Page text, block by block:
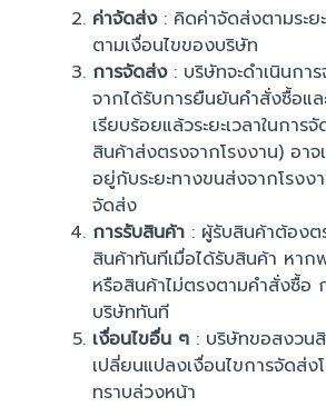
ค่าจัดส่ง: คิดค่าจัดส่งตามระย
ตามเงื่อนไขของบริษัท
การจัดส่ง: บริษัทจะดำเนินกา
จากได้รับการยืนยันคำสั่งซื้อแล
เรียบร้อยแล้วระยะเวลาในกา
สินค้าส่งตรงจากโรงงาน) อา
อยู่กับระยะทางขนส่งจากโรง
จัดส่ง
การรับสินค้า : ผู้รับสินค้าต้อง
สินค้าทันทีเมื่อได้รับสินค้า หาก
หรือสินค้าไม่ตรงตามคำสั่งซื้
บริษัททันที
เงื่อนไขอื่น ๆ : บริษัทขอสงวน
เปลี่ยนแปลงเงื่อนไขการจัดส่ง
ทราบล่วงหน้า